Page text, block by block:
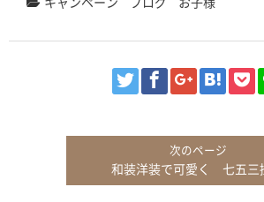
和装洋装で可愛く 七五三